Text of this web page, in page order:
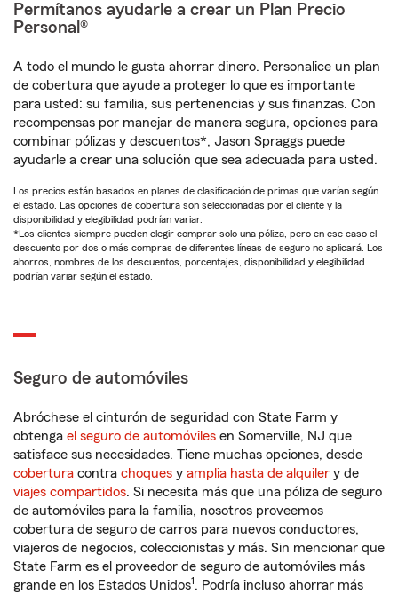
Permítanos ayudarle a crear un Plan Precio
Personal®
A todo el mundo le gusta ahorrar dinero. Personalice un plan
de cobertura que ayude a proteger lo que es importante
para usted: su familia, sus pertenencias y sus finanzas. Con
recompensas por manejar de manera segura, opciones para
combinar pólizas y descuentos*, Jason Spraggs puede
ayudarle a crear una solución que sea adecuada para usted.
Los precios están basados en planes de clasificación de primas que varían según
el estado. Las opciones de cobertura son seleccionadas por el cliente y la
disponibilidad y elegibilidad podrían variar.
*Los clientes siempre pueden elegir comprar solo una póliza, pero en ese caso el
descuento por dos o más compras de diferentes líneas de seguro no aplicará. Los
ahorros, nombres de los descuentos, porcentajes, disponibilidad y elegibilidad
podrían variar según el estado.
Seguro de automóviles
Abróchese el cinturón de seguridad con State Farm y
obtenga el seguro de automóviles en Somerville, NJ que
satisface sus necesidades. Tiene muchas opciones, desde
cobertura contra choques y amplia hasta de alquiler y de
viajes compartidos. Si necesita más que una póliza de seguro
de automóviles para la familia, nosotros proveemos
cobertura de seguro de carros para nuevos conductores,
viajeros de negocios, coleccionistas y más. Sin mencionar que
State Farm es el proveedor de seguro de automóviles más
grande en los Estados Unidos1 . Podría incluso ahorrar más